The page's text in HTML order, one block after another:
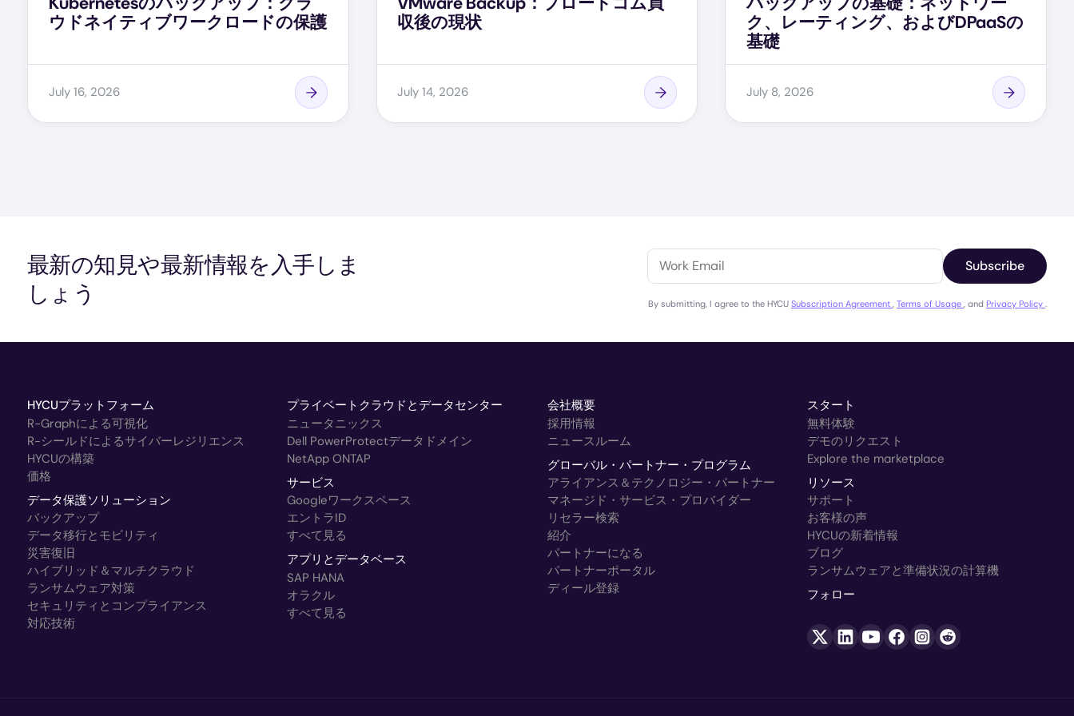
ウドネイティブワークロードの保護
July 16, 2026
収後の現状
July 14, 2026
ク、レーティング、およびDPaaSの
基礎
July 8, 2026
最新の知見や最新情報を入手しま
しょう
Subscribe
By submitting, I agree to the HYCU Subscription Agreement , Terms of Usage , and Privacy Policy .
HYCUプラットフォーム
R-Graphによる可視化
R-シールドによるサイバーレジリエンス
HYCUの構築
価格
データ保護ソリューション
バックアップ
データ移行とモビリティ
災害復旧
ハイブリッド＆マルチクラウド
ランサムウェア対策
セキュリティとコンプライアンス
対応技術
プライベートクラウドとデータセンター
ニュータニックス
Dell PowerProtectデータドメイン
NetApp ONTAP
サービス
Googleワークスペース
エントラID
すべて見る
アプリとデータベース
SAP HANA
オラクル
すべて見る
会社概要
採用情報
ニュースルーム
グローバル・パートナー・プログラム
アライアンス＆テクノロジー・パートナー
マネージド・サービス・プロバイダー
リセラー検索
紹介
パートナーになる
パートナーポータル
ディール登録
スタート
無料体験
デモのリクエスト
Explore the marketplace
リソース
サポート
お客様の声
HYCUの新着情報
ブログ
ランサムウェアと準備状況の計算機
フォロー